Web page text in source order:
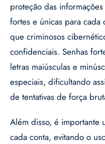
proteção das
fortes e únicas para cada
que criminosos
confidenciais. Senhas
letras maiúsculas e
especiais, dificultando
de tentativas de força
Além disso, é importante
cada conta, evitando o